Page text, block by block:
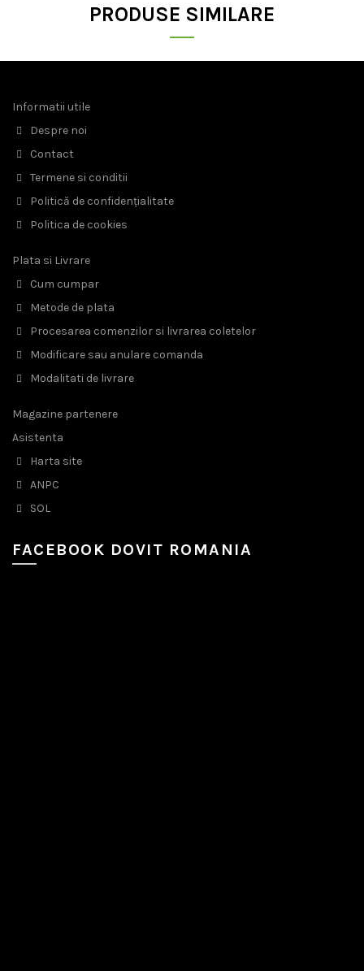
PRODUSE SIMILARE
Informatii utile
Despre noi
Contact
Termene si conditii
Politică de confidențialitate
Politica de cookies
Plata si Livrare
Cum cumpar
Metode de plata
Procesarea comenzilor si livrarea coletelor
Modificare sau anulare comanda
Modalitati de livrare
Magazine partenere
Asistenta
Harta site
ANPC
SOL
FACEBOOK DOVIT ROMANIA